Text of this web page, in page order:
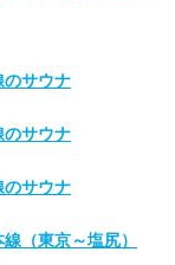
のサウナ
のサウナ
のサウナ
（東京～塩尻）